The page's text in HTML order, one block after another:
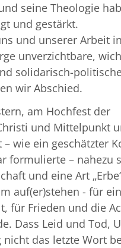
seine Theologie
und gestärkt.
und unserer Arbeit
unverzichtbare,
solidarisch-
wir Abschied.
am Hochfest der
und Mittelpunkt
wie ein geschätzter
formulierte – nahezu
und eine Art
auf(er)stehen - für
für Frieden und die
Dass Leid und Tod,
nicht das letzte Wort